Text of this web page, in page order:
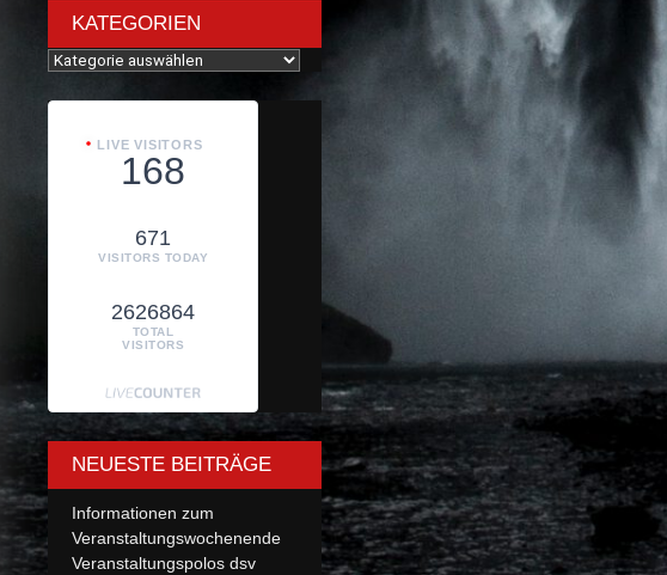
KATEGORIEN
Kategorien
LIVE VISITORS
168
671
VISITORS TODAY
2626864
TOTAL
VISITORS
NEUESTE BEITRÄGE
Informationen zum
Veranstaltungswochenende
Veranstaltungspolos dsv